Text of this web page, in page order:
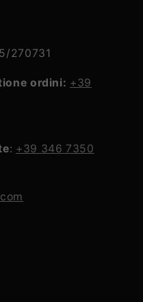
270731
ordini: +39
: +39 346 7350